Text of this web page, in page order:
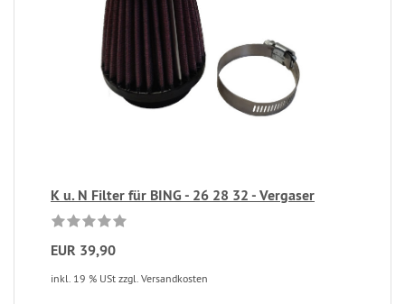
K u. N Filter für BING - 26 28 32 - Vergaser
EUR 39,90
inkl. 19 % USt zzgl. Versandkosten